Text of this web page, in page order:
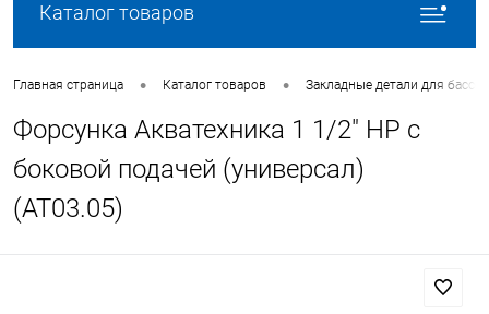
Каталог товаров
Главная страница • Каталог товаров • Закладные детали для
Форсунка Акватехника 1 1/2" НР с
боковой подачей (универсал)
(AT03.05)